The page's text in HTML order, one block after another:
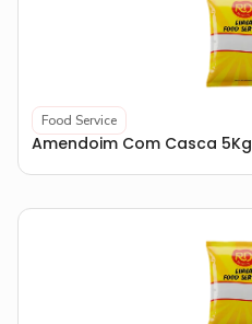
Food Service
Amendoim Com Casca 5Kg